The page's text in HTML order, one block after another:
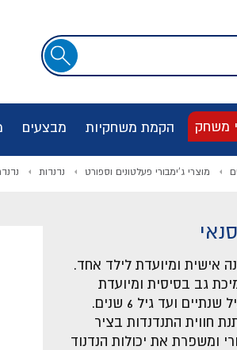
חיפוש
משחק הקמת משחקיות מבצעים
מוצרי ג'ימבורי פעלטונים וספורט נדנדות
אישית ומיועדת לילד אחד.
גב בסיסית ומיועדת
ועד גיל 6 שנים.
חווית התנדנדות בציר
ומשפרת את יכולות הנדנוד